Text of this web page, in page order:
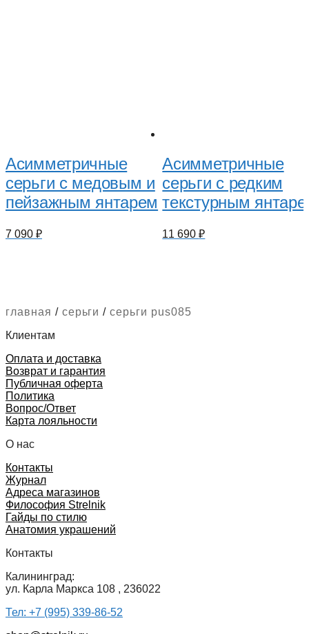
Асимметричные
серьги с медовым и
пейзажным янтарем
7 090 ₽
Асимметричные
серьги с редким
текстурным
11 690₽
главная / серьги /серьги pus085
Клиентам
Оплата и доставка
Возврат и гарантия
Публичная оферта
Политика
Вопрос/Ответ
Карта лояльности
О нас
Контакты
Журнал
Адреса магазинов
Философия Strelnik
Гайды по стилю
Анатомия украшений
Контакты
Калининград:
ул. Карла Маркса 108 , 236022
Тел: +7 (995) 339-86-52